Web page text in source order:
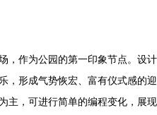
，作为公园的第一印象节点。设计
，形成气势恢宏、富有仪式感的迎
主，可进行简单的编程变化，展现